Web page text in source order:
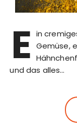
E in
Gemüse,
und das alles…